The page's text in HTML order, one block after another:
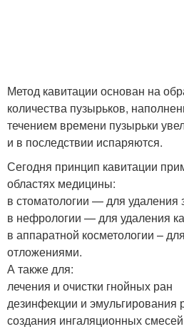
Метод кавитации основан на
количества пузырьков,
течением времени пузырьки
и в последствии испаряются.
Сегодня принцип кавитации
областях медицины:
в стоматологии — для удаления
в нефрологии — для удаления
в аппаратной косметологии –
отложениями.
А также для:
лечения и очистки гнойных ран
дезинфекции и эмульгирования
создания ингаляционных